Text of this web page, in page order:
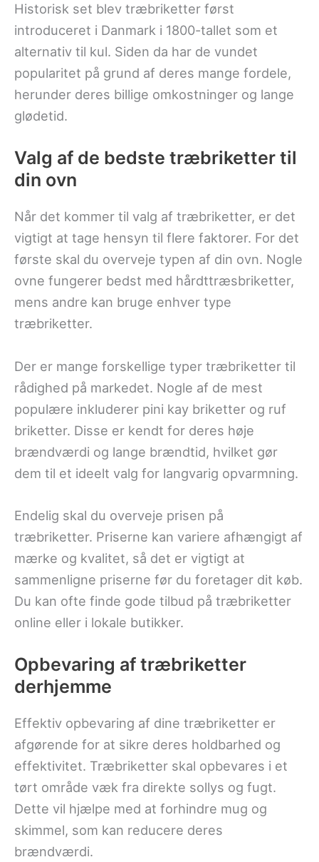
Historisk set blev træbriketter først
introduceret i Danmark i 1800-tallet som et
alternativ til kul. Siden da har de vundet
popularitet på grund af deres mange fordele,
herunder deres billige omkostninger og lange
glødetid.
Valg af de bedste træbriketter til
din ovn
Når det kommer til valg af træbriketter, er det
vigtigt at tage hensyn til flere faktorer. For det
første skal du overveje typen af din ovn. Nogle
ovne fungerer bedst med hårdttræsbriketter,
mens andre kan bruge enhver type
træbriketter.
Der er mange forskellige typer træbriketter til
rådighed på markedet. Nogle af de mest
populære inkluderer pini kay briketter og ruf
briketter. Disse er kendt for deres høje
brændværdi og lange brændtid, hvilket gør
dem til et ideelt valg for langvarig opvarmning.
Endelig skal du overveje prisen på
træbriketter. Priserne kan variere afhængigt af
mærke og kvalitet, så det er vigtigt at
sammenligne priserne før du foretager dit køb.
Du kan ofte finde gode tilbud på træbriketter
online eller i lokale butikker.
Opbevaring af træbriketter
derhjemme
Effektiv opbevaring af dine træbriketter er
afgørende for at sikre deres holdbarhed og
effektivitet. Træbriketter skal opbevares i et
tørt område væk fra direkte sollys og fugt.
Dette vil hjælpe med at forhindre mug og
skimmel, som kan reducere deres
brændværdi.